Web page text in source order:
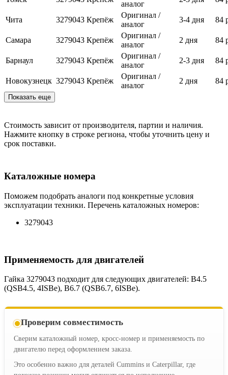
аналог
Чита 3279043 Крепёж
Оригинал /
аналог
3-4 дня 84
Самара 3279043 Крепёж
Оригинал /
аналог
2 дня 84
Барнаул 3279043 Крепёж
Оригинал /
аналог
2-3 дня 84
Новокузнецк 3279043 Крепёж
Оригинал /
аналог
2 дня 84
Показать еще
Стоимость зависит от производителя, партии и наличия.
Нажмите кнопку в строке региона, чтобы уточнить цену и
срок поставки.
Каталожные номера
Поможем подобрать аналоги под конкретные условия
эксплуатации техники. Перечень каталожных номеров:
3279043
Применяемость для двигателей
Гайка 3279043 подходит для следующих двигателей: B4.5
(QSB4.5, 4ISBe), B6.7 (QSB6.7, 6ISBe).
Проверим совместимость
Сверим каталожный номер, кросс-номер и применяемость по
двигателю перед оформлением заказа.
Это особенно важно для деталей Cummins и Caterpillar, где